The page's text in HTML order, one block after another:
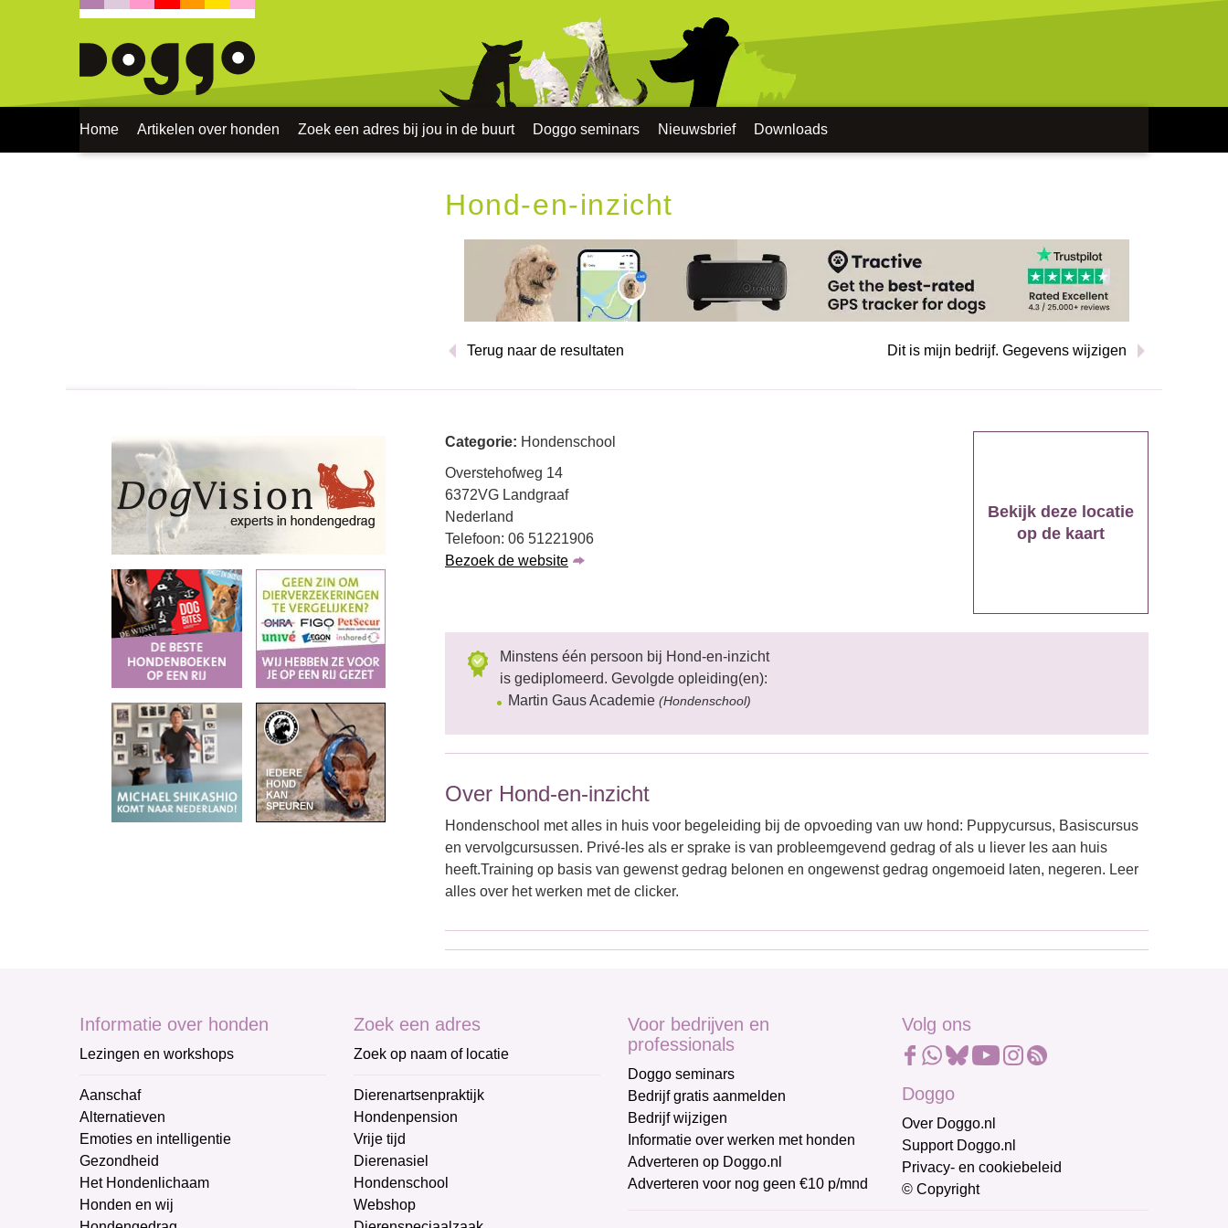
Home Artikelen over honden Zoek een adres bij jou in de buurt Doggo seminars Nieuwsbrief Downloads
Hond-en-inzicht
Terug naar de resultaten Dit is mijn bedrijf. Gegevens wijzigen
Categorie: Hondenschool
Overstehofweg 14
6372VG Landgraaf
Nederland
Telefoon: 06 51221906
Bezoek de website
Bekijk deze locatie
op de kaart
Minstens één persoon bij Hond-en-inzicht
is gediplomeerd. Gevolgde opleiding(en):
Martin Gaus Academie (Hondenschool)
Over Hond-en-inzicht
Hondenschool met alles in huis voor begeleiding bij de opvoeding van uw hond: Puppycursus, Basiscursus
en vervolgcursussen. Privé-les als er sprake is van probleemgevend gedrag of als u liever les aan huis
heeft.Training op basis van gewenst gedrag belonen en ongewenst gedrag ongemoeid laten, negeren. Leer
alles over het werken met de clicker.
Informatie over honden
Lezingen en workshops
Aanschaf
Alternatieven
Emoties en intelligentie
Gezondheid
Het Hondenlichaam
Honden en wij
Zoek een adres
Zoek op naam of locatie
Dierenartsenpraktijk
Hondenpension
Vrije tijd
Dierenasiel
Hondenschool
Webshop
Voor bedrijven en
professionals
Doggo seminars
Bedrijf gratis aanmelden
Bedrijf wijzigen
Informatie over werken met honden
Adverteren op Doggo.nl
Adverteren voor nog geen €10 p/mnd
Volg ons
Doggo
Over Doggo.nl
Support Doggo.nl
Privacy- en cookiebeleid
© Copyright